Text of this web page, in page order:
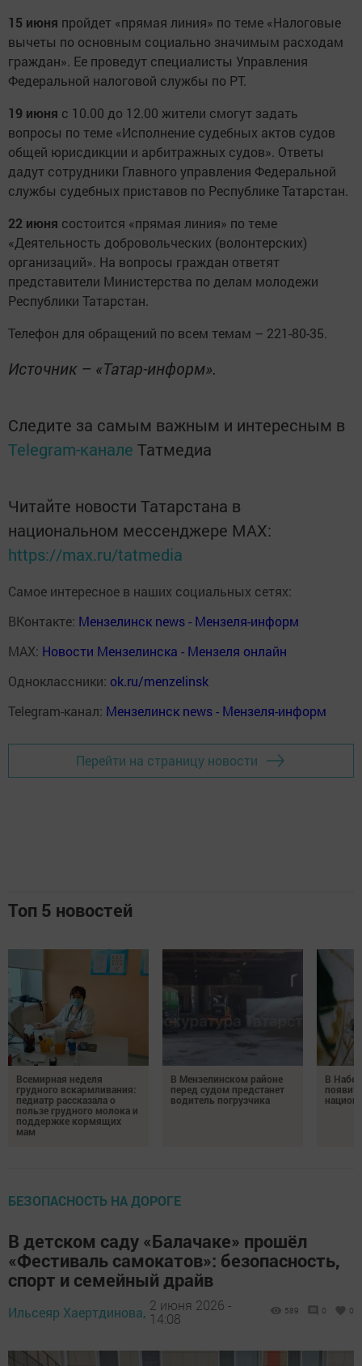
15 июня пройдет «прямая линия» по теме «Налоговые
вычеты по основным социально значимым расходам
граждан». Ее проведут специалисты Управления
Федеральной налоговой службы по РТ.
19 июня с 10.00 до 12.00 жители смогут задать
вопросы по теме «Исполнение судебных актов судов
общей юрисдикции и арбитражных судов». Ответы
дадут сотрудники Главного управления Федеральной
службы судебных приставов по Республике Татарстан.
22 июня состоится «прямая линия» по теме
«Деятельность добровольческих (волонтерских)
организаций». На вопросы граждан ответят
представители Министерства по делам молодежи
Республики Татарстан.
Телефон для обращений по всем темам – 221-80-35.
Источник – «Татар-информ».
Следите за самым важным и интересным в
Telegram-канале Татмедиа
Читайте новости Татарстана в
национальном мессенджере MАХ:
https://max.ru/tatmedia
Самое интересное в наших социальных сетях:
ВКонтакте: Мензелинск news - Мензеля-информ
MAX: Новости Мензелинска - Мензеля онлайн
Одноклассники: ok.ru/menzelinsk
Telegram-канал: Мензелинск news - Мензеля-информ
Перейти на страницу новости
Топ 5 новостей
Всемирная неделя
грудного вскармливания:
педиатр рассказала о
пользе грудного молока и
поддержке кормящих
мам
В Мензелинском районе
перед судом предстанет
водитель погрузчика
В
БЕЗОПАСНОСТЬ НА ДОРОГЕ
В детском саду «Балачаке» прошёл
«Фестиваль самокатов»: безопасность,
спорт и семейный драйв
Ильсеяр Хаертдинова, 2 июня 2026 -
14:08
589 0 0